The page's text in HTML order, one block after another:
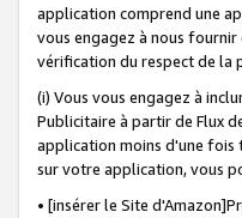
application comprend une
vous engagez à nous
vérification du respect de la
(i) Vous vous engagez à
Publicitaire à partir de Flux
application moins d'une fois
sur votre application, vous
• [insérer le Site